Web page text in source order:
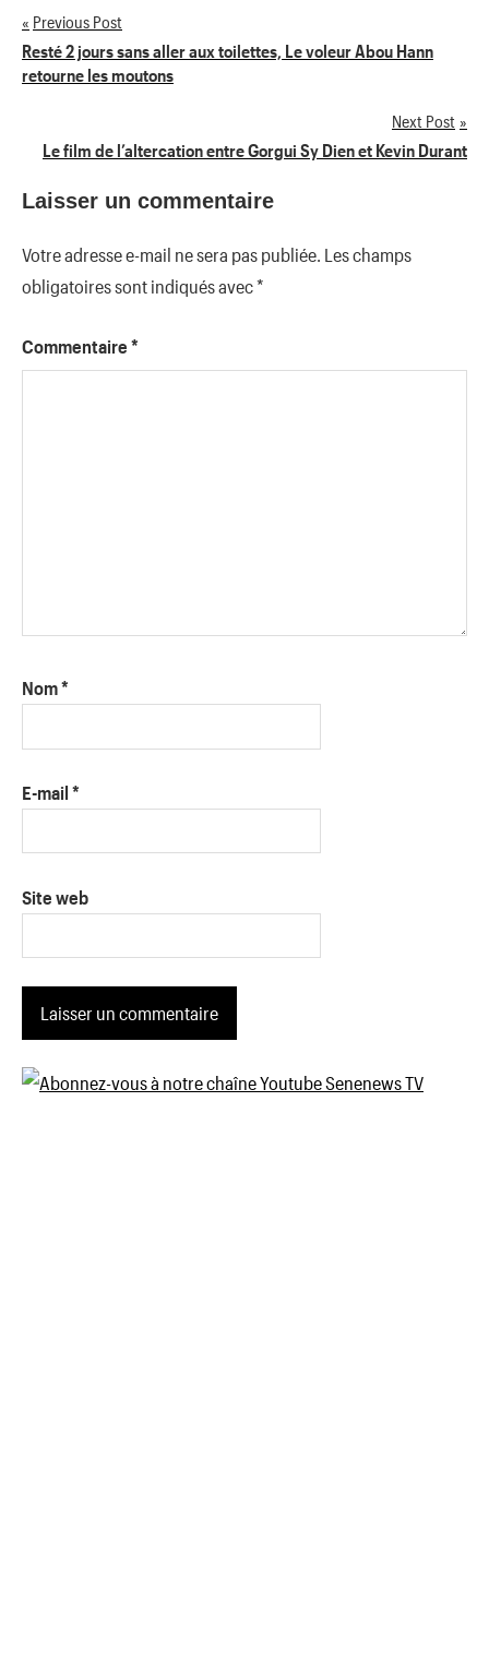
Navigation
de
Previous Post
Resté 2 jours sans aller aux toilettes, Le voleur Abou Hann
retourne les moutons
Next Post
Le film de l’altercation entre Gorgui Sy Dien et Kevin Durant
Laisser un commentaire
Votre adresse e-mail ne sera pas publiée. Les champs
obligatoires sont indiqués avec*
Commentaire *
Nom*
E-mail *
Site web